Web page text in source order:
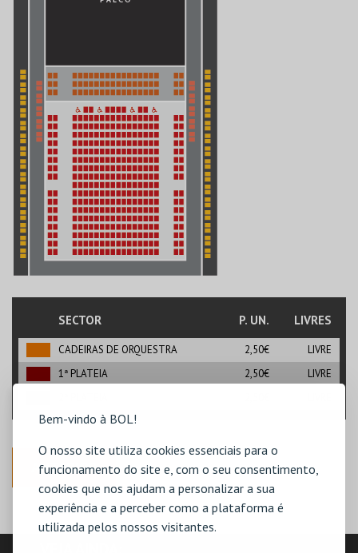
Bem-vindo à BOL!
O nosso site utiliza cookies essenciais para o
funcionamento do site e, com o seu consentimento,
cookies que nos ajudam a personalizar a sua
experiência e a perceber como a plataforma é
utilizada pelos nossos visitantes.
SECTOR P. UN. LIVRES
CADEIRAS DE ORQUESTRA 2,50€
LIVRE
1ª PLATEIA
2,50€
LIVRE
ANTERIOR